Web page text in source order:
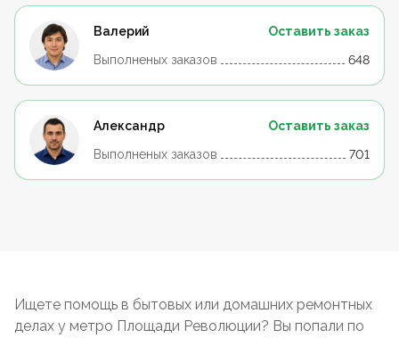
Валерий
Оставить заказ
Выполненых заказов
648
Александр
Оставить заказ
Выполненых заказов
701
Ищете помощь в бытовых или домашних ремонтных
делах у метро Площади Революции? Вы попали по